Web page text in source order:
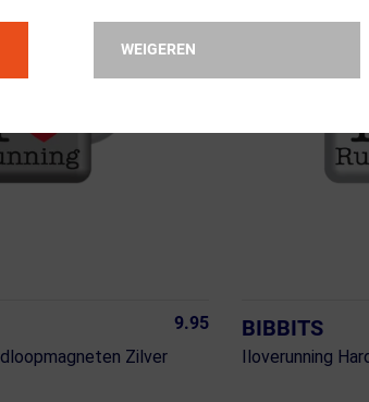
WEIGEREN
Zilver
9.95 BIBBITS
Iloverunning